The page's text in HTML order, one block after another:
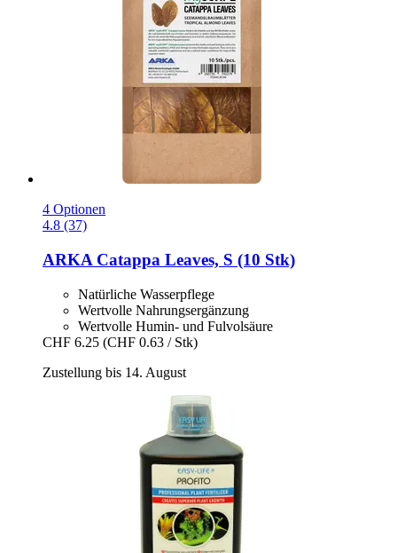
4 Optionen
4.8 (37)
ARKA Catappa Leaves, S (10 Stk)
Natürliche Wasserpflege
Wertvolle Nahrungsergänzung
Wertvolle Humin- und Fulvolsäure
CHF 6.25 (CHF 0.63 / Stk)
Zustellung bis 14. August